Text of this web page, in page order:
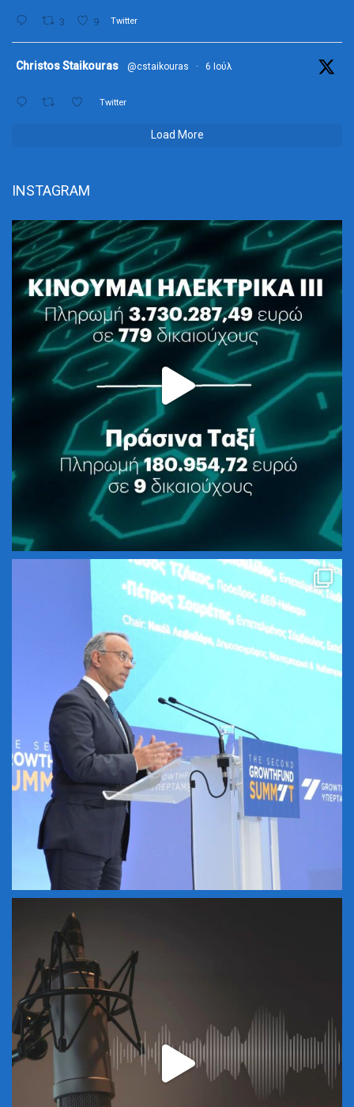
3 9 Twitter
Christos Staikouras @cstaikouras · 6 Ιούλ
Twitter
Load More
INSTAGRAM